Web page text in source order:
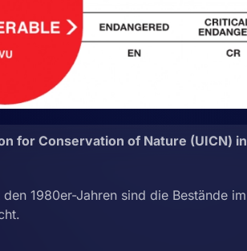
for Conservation of Nature (UICN)
1980er-Jahren sind die Bestände